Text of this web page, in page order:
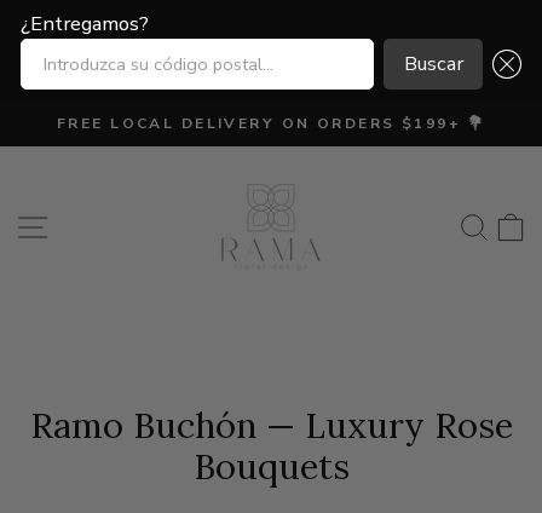
¿Entregamos?
INTRODUZCA SU CÓDIGO POSTAL...
Buscar
¿Entregamos?
INTRODUZCA SU CÓDIGO POSTAL...
Buscar
directamente
diapositivas
pausa
FREE LOCAL DELIVERY ON ORDERS $199+ 💐
Ramo Buchón — Luxury Rose
Bouquets